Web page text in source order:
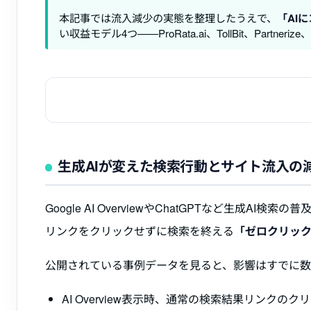
本記事では流入減少の実態を整理したうえで、 「AI
い収益モデル4つ——ProRata.ai、TollBit、Partnerize
生成AIが変えた検索行動とサイト流入の
Google AI OverviewやChatGPTなど生成AI検索の普
リンクをクリックせずに検索を終える 「ゼロクリッ
公開されている事例データを見ると、影響はすでに
AI Overview表示時、通常の検索結果リンクのク